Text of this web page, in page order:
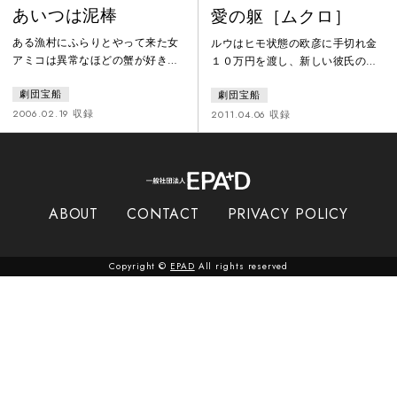
あいつは泥棒
ある漁村にふらりとやって来た女
アミコは異常なほどの蟹が好きだ
置いてやる漁師の男ゲソン。女を
追ってアヤしい男がやって来て事
態は混乱する。やがて、アミコは
べられないと悲しむアミコ。そん
を奪った伝説の１３本脚の蟹との
劇団宝船
2006.02.19 収録
愛の躯［ムクロ］
ルウはヒモ状態の欧彦に手切れ金
１０万円を渡し、新しい彼氏の満
しないうちに有り金を使い果たし
た欧彦が戻って来てしまう。何故
か始まる３人の同居生活。そし
は、欧彦と再び関係を持ってしま
彦に諭され混乱したルウは、欧彦
劇団宝船
2011.04.06 収録
ABOUT CONTACT PRIVACY POLICY
Copyright © EPAD All rights reserved